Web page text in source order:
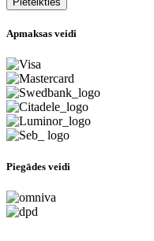
Apmaksas veidi
Piegādes veidi